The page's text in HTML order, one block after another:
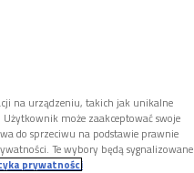
na urządzeniu, takich jak unikalne
może zaakceptować swoje
do sprzeciwu na podstawie prawnie
Te wybory będą sygnalizowane
prywatności